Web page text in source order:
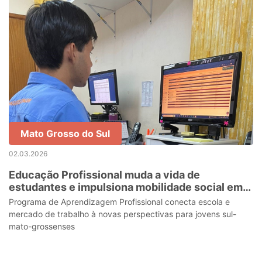
Mato Grosso do Sul
02.03.2026
Educação Profissional muda a vida de
estudantes e impulsiona mobilidade social em
Mato Grosso do Sul
Programa de Aprendizagem Profissional conecta escola e
mercado de trabalho à novas perspectivas para jovens sul-
mato-grossenses